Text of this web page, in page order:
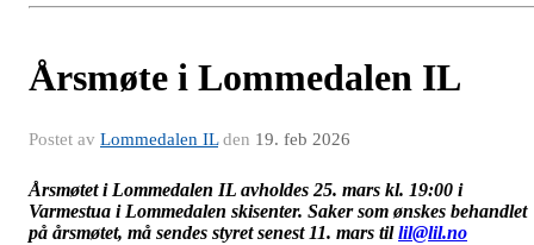
Årsmøte i Lommedalen IL
Postet av Lommedalen ILden 19. feb 2026
Årsmøtet i Lommedalen IL avholdes 25. mars kl. 19:00 i
Varmestua i Lommedalen skisenter. Saker som ønskes behandlet
på årsmøtet, må sendes styret senest 11. mars tillil@lil.no